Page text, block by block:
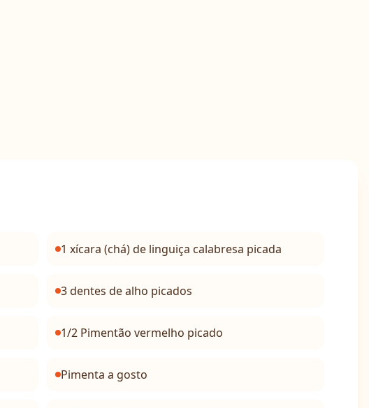
1 xícara (chá) de linguiça calabresa picada
3 dentes de alho picados
1/2 Pimentão vermelho picado
Pimenta a gosto